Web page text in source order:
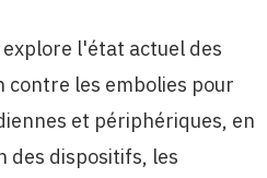
l'état actuel des
les embolies pour
et périphériques, en
des dispositifs, les